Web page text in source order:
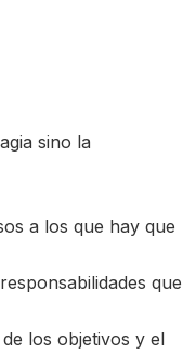
sino la
a los que hay que
que
los objetivos y el